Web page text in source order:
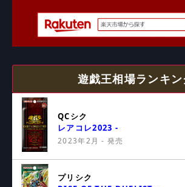
遊戯王相場ランキ
QCシク
レアコレ2023 -
2023年2月 - 発売
プリシク